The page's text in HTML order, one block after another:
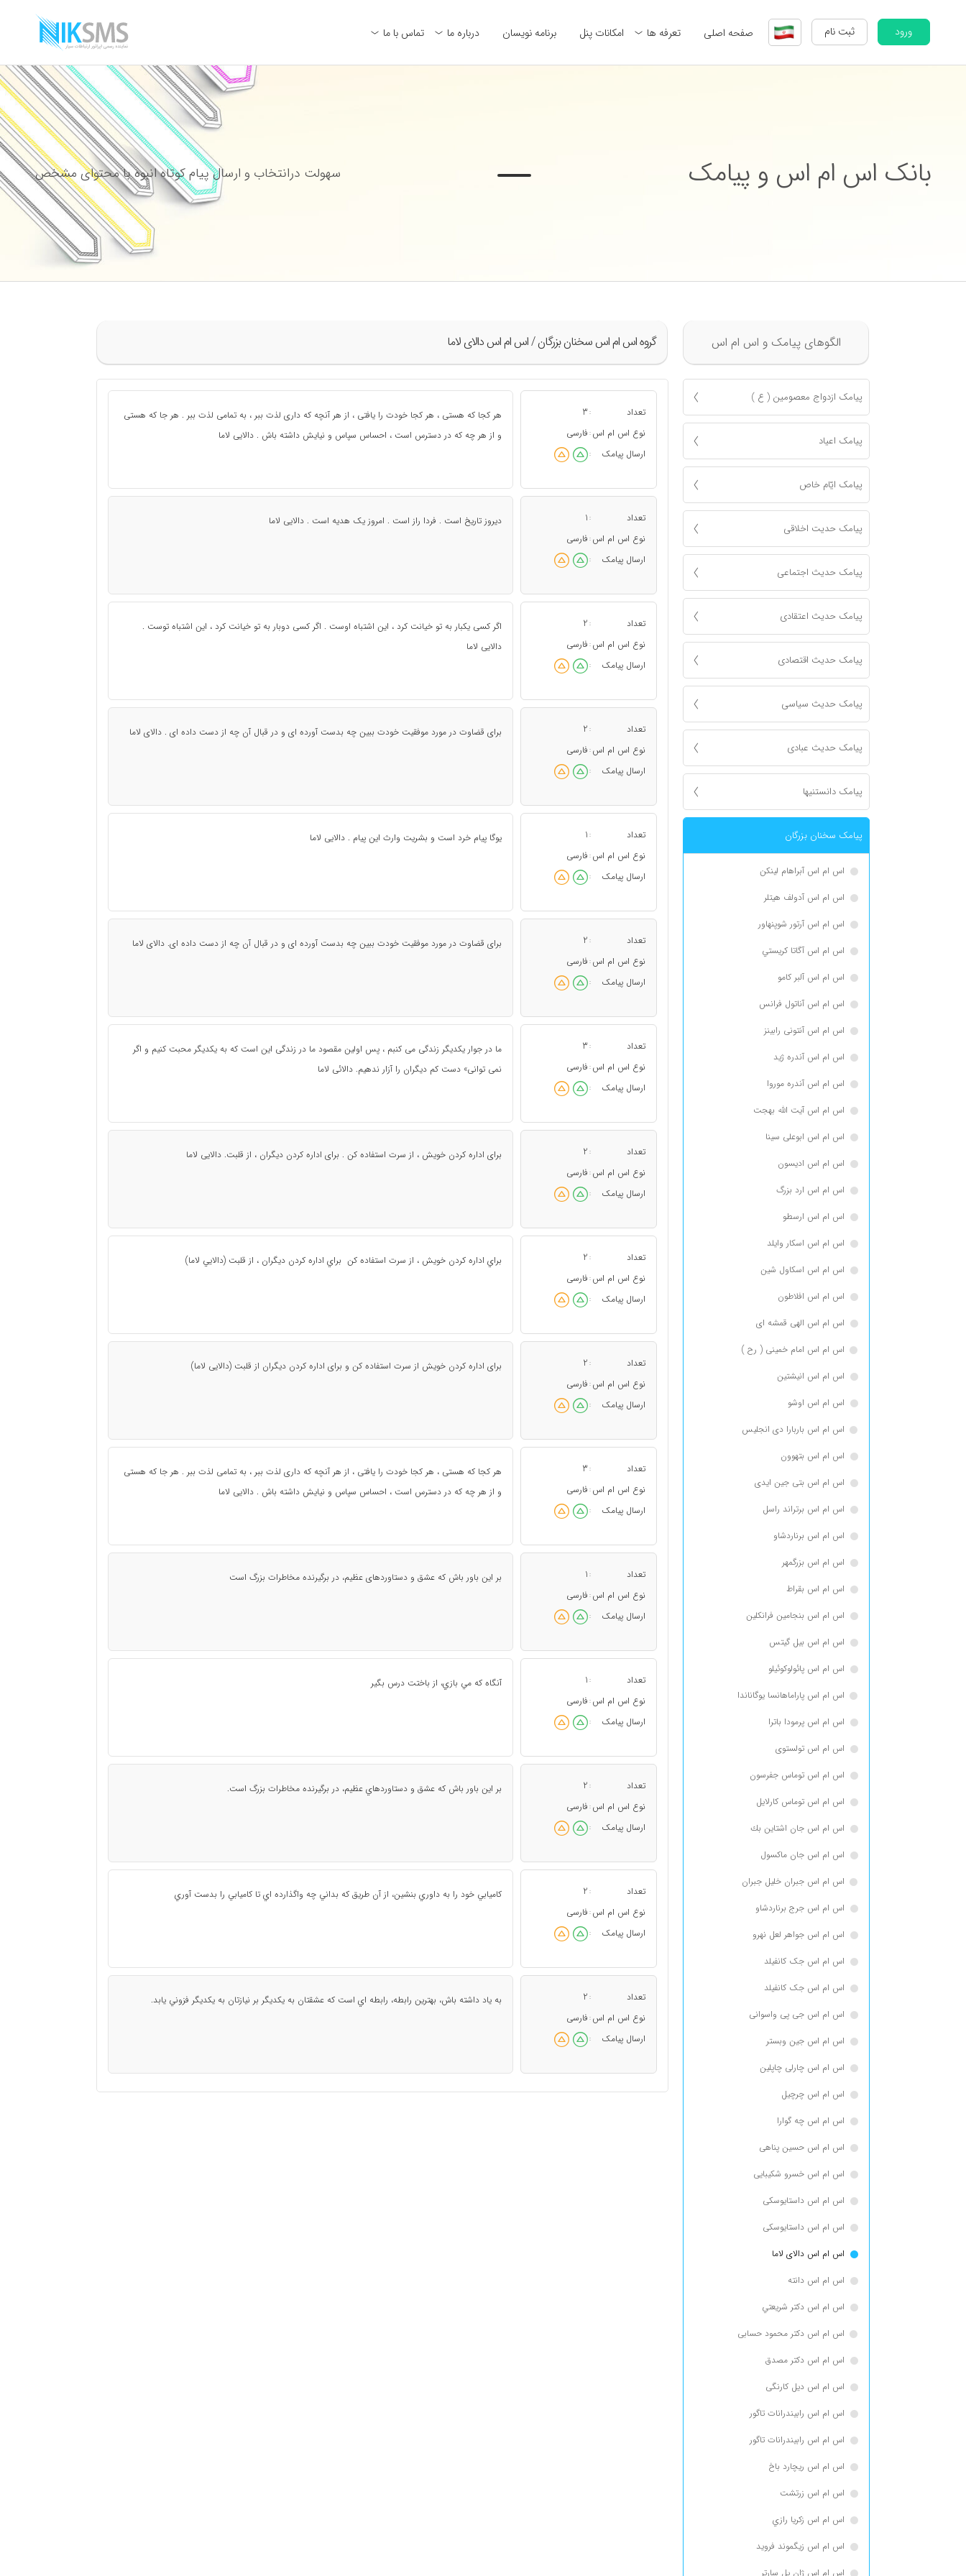
ورود ثبت نام صفحه اصلی تعرفه ها امکانات پنل برنامه نویسان درباره ما تماس با ما
بانک اس ام اس و پیامک سهولت درانتخاب و ارسال پیام کوتاه انبوه با محتوای مشخص
الگوهای پیامک و اس ام اس
پیامک ازدواج معصومين ( ع )
پیامک اعياد
پیامک ايّام خاص
پیامک حدیت اخلاقی
پیامک حدیث اجتماعی
پیامک حدیث اعتقادی
پیامک حدیث اقتصادی
پیامک حدیث سیاسی
پیامک حدیث عبادی
پیامک دانستنیها
پیامک سخنان بزرگان
اس ام اس آبراهام لینکن
اس ام اس آدولف هیتلر
اس ام اس آرتور شوپنهاور
اس ام اس آگاتا كريستي
اس ام اس آلبر کامو
اس ام اس آناتول فرانس
اس ام اس آنتونی رابینز
اس ام اس آندره ژید
اس ام اس آندره موروا
اس ام اس آیت الله بهجت
اس ام اس ابوعلی سینا
اس ام اس ادیسون
اس ام اس ارد بزرگ
اس ام اس ارسطو
اس ام اس اسكار وايلد
اس ام اس اسکاول شین
اس ام اس افلاطون
اس ام اس الهی قمشه ای
اس ام اس امام خمینی ( رح )
اس ام اس انيشتين
اس ام اس اوشو
اس ام اس باربارا دی انجلیس
اس ام اس بتهوون
اس ام اس بتی جین ایدی
اس ام اس برتراند راسل
اس ام اس برناردشاو
اس ام اس بزرگمهر
اس ام اس بقراط
اس ام اس بنجامین فرانكلین
اس ام اس بیل گیتس
اس ام اس پائولوکوئیلو
اس ام اس پاراماهانسا یوگاناندا
اس ام اس پرمودا باترا
اس ام اس تولستوی
اس ام اس توماس جفرسون
اس ام اس توماس كارلایل
اس ام اس جان اشتاین بك
اس ام اس جان ماکسول
اس ام اس جبران خلیل جبران
اس ام اس جرج برناردشاو
اس ام اس جواهر لعل نهرو
اس ام اس جک كانفيلد
اس ام اس جک کانفیلد
اس ام اس جی پی واسوانی
اس ام اس جین وبستر
اس ام اس چارلی چاپلین
اس ام اس چرچیل
اس ام اس چه گوارا
اس ام اس حسین پناهی
اس ام اس خسرو شکیبایی
اس ام اس داستایوسكی
اس ام اس داستایوسکی
اس ام اس دالای لاما
اس ام اس دانته
اس ام اس دكتر شريعتي
اس ام اس دکتر محمود حسابی
اس ام اس دکتر مصدق
اس ام اس دیل کارنگی
اس ام اس رابيندرانات تاگور
اس ام اس رابیندرانات تاگور
اس ام اس ریچارد باخ
اس ام اس زرتشت
اس ام اس زكريا رازي
اس ام اس زیگموند فروید
اس ام اس ژان پل سارتر
گروه اس ام اس سخنان بزرگان / اس ام اس دالای لاما
تعداد :
3
نوع اس ام اس : فارسی
ارسال پیامک
:
هر کجا که هستی ، هر کجا خودت را یافتی ، از هر آنچه که داری لذت ببر ، به تمامی لذت ببر . هر جا که هستی
و از هر چه که در دسترس است ، احساس سپاس و نیایش داشته باش . دالایی لاما
تعداد :
1
نوع اس ام اس : فارسی
ارسال پیامک
:
دیروز تاریخ است . فردا راز است . امروز یک هدیه است . دالایی لاما
تعداد :
2
نوع اس ام اس : فارسی
ارسال پیامک
:
اگر کسی یکبار به تو خیانت کرد ، این اشتباه اوست . اگر کسی دوبار به تو خیانت کرد ، این اشتباه توست .
دالایی لاما
تعداد :
2
نوع اس ام اس : فارسی
ارسال پیامک
:
برای قضاوت در مورد موفقیت خودت ببین چه بدست آورده ای و در قبال آن چه از دست داده ای . دالای لاما
تعداد :
1
نوع اس ام اس : فارسی
ارسال پیامک
:
یوگا پیام خرد است و بشریت وارث این پیام . دالایی لاما
تعداد :
2
نوع اس ام اس : فارسی
ارسال پیامک
:
برای قضاوت در مورد موفقیت خودت ببین چه بدست آورده ای و در قبال آن چه از دست داده ای. دالای لاما
تعداد :
3
نوع اس ام اس : فارسی
ارسال پیامک
:
ما در جوار یکدیگر زندگی می کنبم ، پس اولین مقصود ما در زندگی این است که به یکدیگر محبت کنیم و اگر
نمی توانی» دست کم دیگران را آزار ندهیم. دالائی لاما
تعداد :
2
نوع اس ام اس : فارسی
ارسال پیامک
:
برای اداره کردن خویش ، از سرت استفاده کن . برای اداره کردن دیگران ، از قلبت. دالایی لاما
تعداد :
2
نوع اس ام اس : فارسی
ارسال پیامک
:
براي اداره کردن خويش ، از سرت استفاده کن براي اداره کردن ديگران ، از قلبت (دالايي لاما)
تعداد :
2
نوع اس ام اس : فارسی
ارسال پیامک
:
براى اداره كردن خويش از سرت استفاده كن و براى اداره كردن ديگران از قلبت (دالايى لاما)
تعداد :
3
نوع اس ام اس : فارسی
ارسال پیامک
:
هر کجا که هستی ، هر کجا خودت را یافتی ، از هر آنچه که داری لذت ببر ، به تمامی لذت ببر . هر جا که هستی
و از هر چه که در دسترس است ، احساس سپاس و نیایش داشته باش . دالایی لاما
تعداد :
1
نوع اس ام اس : فارسی
ارسال پیامک
:
بر این باور باش که عشق و دستاوردهای عظیم، در برگیرنده مخاطرات بزرگ است
تعداد :
1
نوع اس ام اس : فارسی
ارسال پیامک
:
آنگاه كه مي بازي، از باختت درس بگير
تعداد :
2
نوع اس ام اس : فارسی
ارسال پیامک
:
بر اين باور باش كه عشق و دستاوردهاي عظيم، در برگيرنده مخاطرات بزرگ است.
تعداد :
2
نوع اس ام اس : فارسی
ارسال پیامک
:
كاميابي خود را به داوري بنشين، از آن طريق كه بداني چه واگذارده اي تا كاميابي را بدست آوري
تعداد :
2
نوع اس ام اس : فارسی
ارسال پیامک
:
به ياد داشته باش، بهترين رابطه، رابطه اي است كه عشقتان به يكديگر بر نيازتان به يكديگر فزوني يابد.